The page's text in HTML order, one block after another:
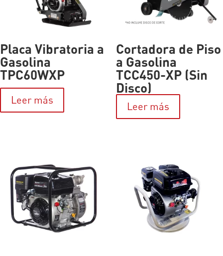
Placa Vibratoria a
Gasolina
TPC60WXP
Leer más
Cortadora de Piso
a Gasolina
TCC450-XP (Sin
Disco)
Leer más